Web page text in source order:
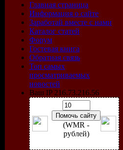
Главная страница
Информация о сайте
Заработай вместе с нами
Каталог статей
Форум
Гостевая книга
Обратная связь
Топ самых
просматриваемых
новостей
Ваш IP 216.73.216.56
(WMR -
рублей)